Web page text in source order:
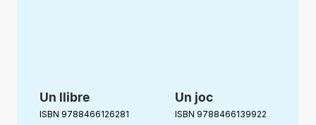
Un llibre
ISBN 9788466126281
Un joc
ISBN 9788466139922